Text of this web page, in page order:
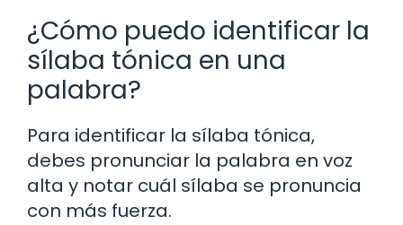
¿Cómo puedo identificar la
sílaba tónica en una
palabra?
Para identificar la sílaba tónica,
debes pronunciar la palabra en voz
alta y notar cuál sílaba se pronuncia
con más fuerza.